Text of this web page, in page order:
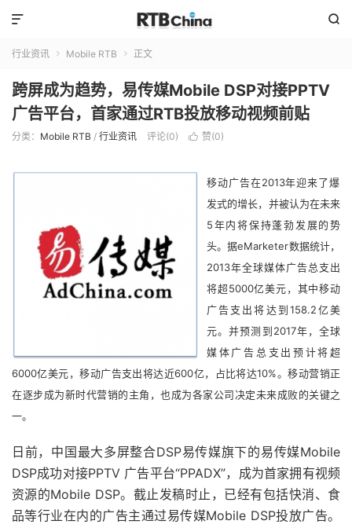


行业资讯  Mobile RTB  正文
跨屏成为趋势，易传媒Mobile DSP对接PPTV
广告平台，首家通过RTB投放移动视频前贴
分类： Mobile RTB / 行业资讯 评论(0)  赞(0)
移动广告在2013年迎来了爆
发式的增长，并被认为在未来
5年内将保持蓬勃发展的势
头。据eMarketer数据统计，
2013年全球媒体广告总支出
将超5000亿美元，其中移动
广告支出将达到158.2亿美
元。并预测到2017年，全球
媒体广告总支出预计将超
6000亿美元，移动广告支出将达近600亿，占比将达10%。移动营销正
在逐步成为新时代营销的主角，也成为各家公司决定未来成败的关键之
一。
日前，中国最大多屏整合DSP易传媒旗下的易传媒Mobile
DSP成功对接PPTV 广告平台“PPADX”，成为首家拥有视频
资源的Mobile DSP。截止发稿时止，已经有包括快消、食
品等行业在内的广告主通过易传媒Mobile DSP投放广告。